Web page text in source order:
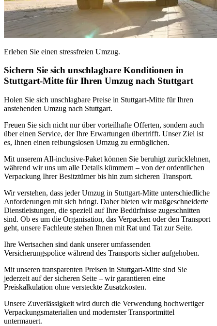
Erleben Sie einen stressfreien Umzug.
Sichern Sie sich unschlagbare Konditionen in
Stuttgart-Mitte für Ihren Umzug nach Stuttgart
Holen Sie sich unschlagbare Preise in Stuttgart-Mitte für Ihren
anstehenden Umzug nach Stuttgart.
Freuen Sie sich nicht nur über vorteilhafte Offerten, sondern auch
über einen Service, der Ihre Erwartungen übertrifft. Unser Ziel ist
es, Ihnen einen reibungslosen Umzug zu ermöglichen.
Mit unserem All-inclusive-Paket können Sie beruhigt zurücklehnen,
während wir uns um alle Details kümmern – von der ordentlichen
Verpackung Ihrer Besitztümer bis hin zum sicheren Transport.
Wir verstehen, dass jeder Umzug in Stuttgart-Mitte unterschiedliche
Anforderungen mit sich bringt. Daher bieten wir maßgeschneiderte
Dienstleistungen, die speziell auf Ihre Bedürfnisse zugeschnitten
sind. Ob es um die Organisation, das Verpacken oder den Transport
geht, unsere Fachleute stehen Ihnen mit Rat und Tat zur Seite.
Ihre Wertsachen sind dank unserer umfassenden
Versicherungspolice während des Transports sicher aufgehoben.
Mit unseren transparenten Preisen in Stuttgart-Mitte sind Sie
jederzeit auf der sicheren Seite – wir garantieren eine
Preiskalkulation ohne versteckte Zusatzkosten.
Unsere Zuverlässigkeit wird durch die Verwendung hochwertiger
Verpackungsmaterialien und modernster Transportmittel
untermauert.